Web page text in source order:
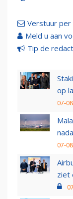
Verstuur per
Meld u aan
Tip de
op
07-
07-
ziet